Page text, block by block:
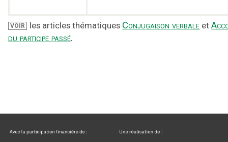
VOIR les articles thématiques Conjugaison verbale et
du participe passé.